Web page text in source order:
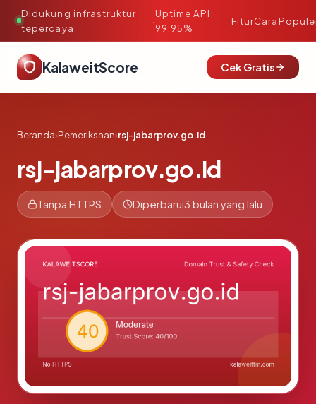
Didukung infrastruktur
tepercaya
·
Uptime API:
99.95%
FiturCara
KalaweitScore Cek Gratis
Beranda›Pemeriksaan›rsj-jabarprov.go.id
rsj-jabarprov.go.id
Tanpa HTTPS Diperbarui3 bulan yang lalu